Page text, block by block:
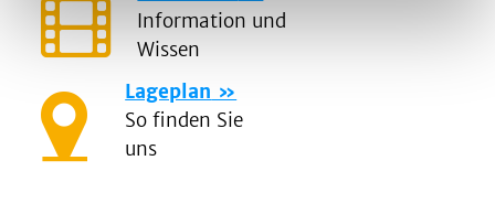
Information und
Wissen
Lageplan
So finden Sie
uns